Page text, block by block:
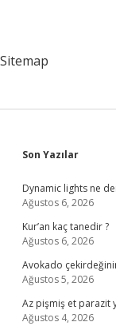
Sitemap
Sidebar
Son Yazılar
Dynamic lights ne
Ağustos 6, 2026
Kur’an kaç tanedir ?
Ağustos 6, 2026
Avokado
Ağustos 5, 2026
Az pişmiş et parazit
Ağustos 4, 2026